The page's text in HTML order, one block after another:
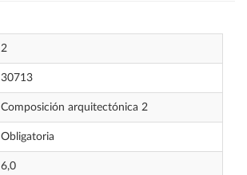
2
30713
Composición arquitectónica 2
Obligatoria
6,0